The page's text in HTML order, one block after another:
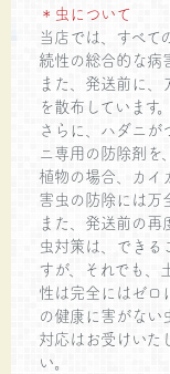
＊虫について
当店では、すべて
続性の総合的な病
また、発送前に
を散布しています。
さらに、ハダニ
ニ専用の防除剤を
植物の場合、カイ
害虫の防除には万
また、発送前の再
虫対策は、できる
すが、それでも、
性は完全にはゼロ
の健康に害がない
対応はお受けいた
い。